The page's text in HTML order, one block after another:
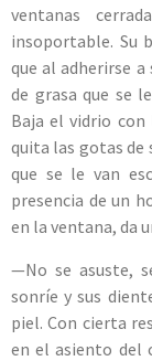
ventanas
insoportable. Su
que al adherirse
de grasa que se
Baja el vidrio
quita las gotas de
que se le van
presencia de un
en la ventana, da
—No se asuste,
sonríe y sus
piel. Con cierta
en el asiento del